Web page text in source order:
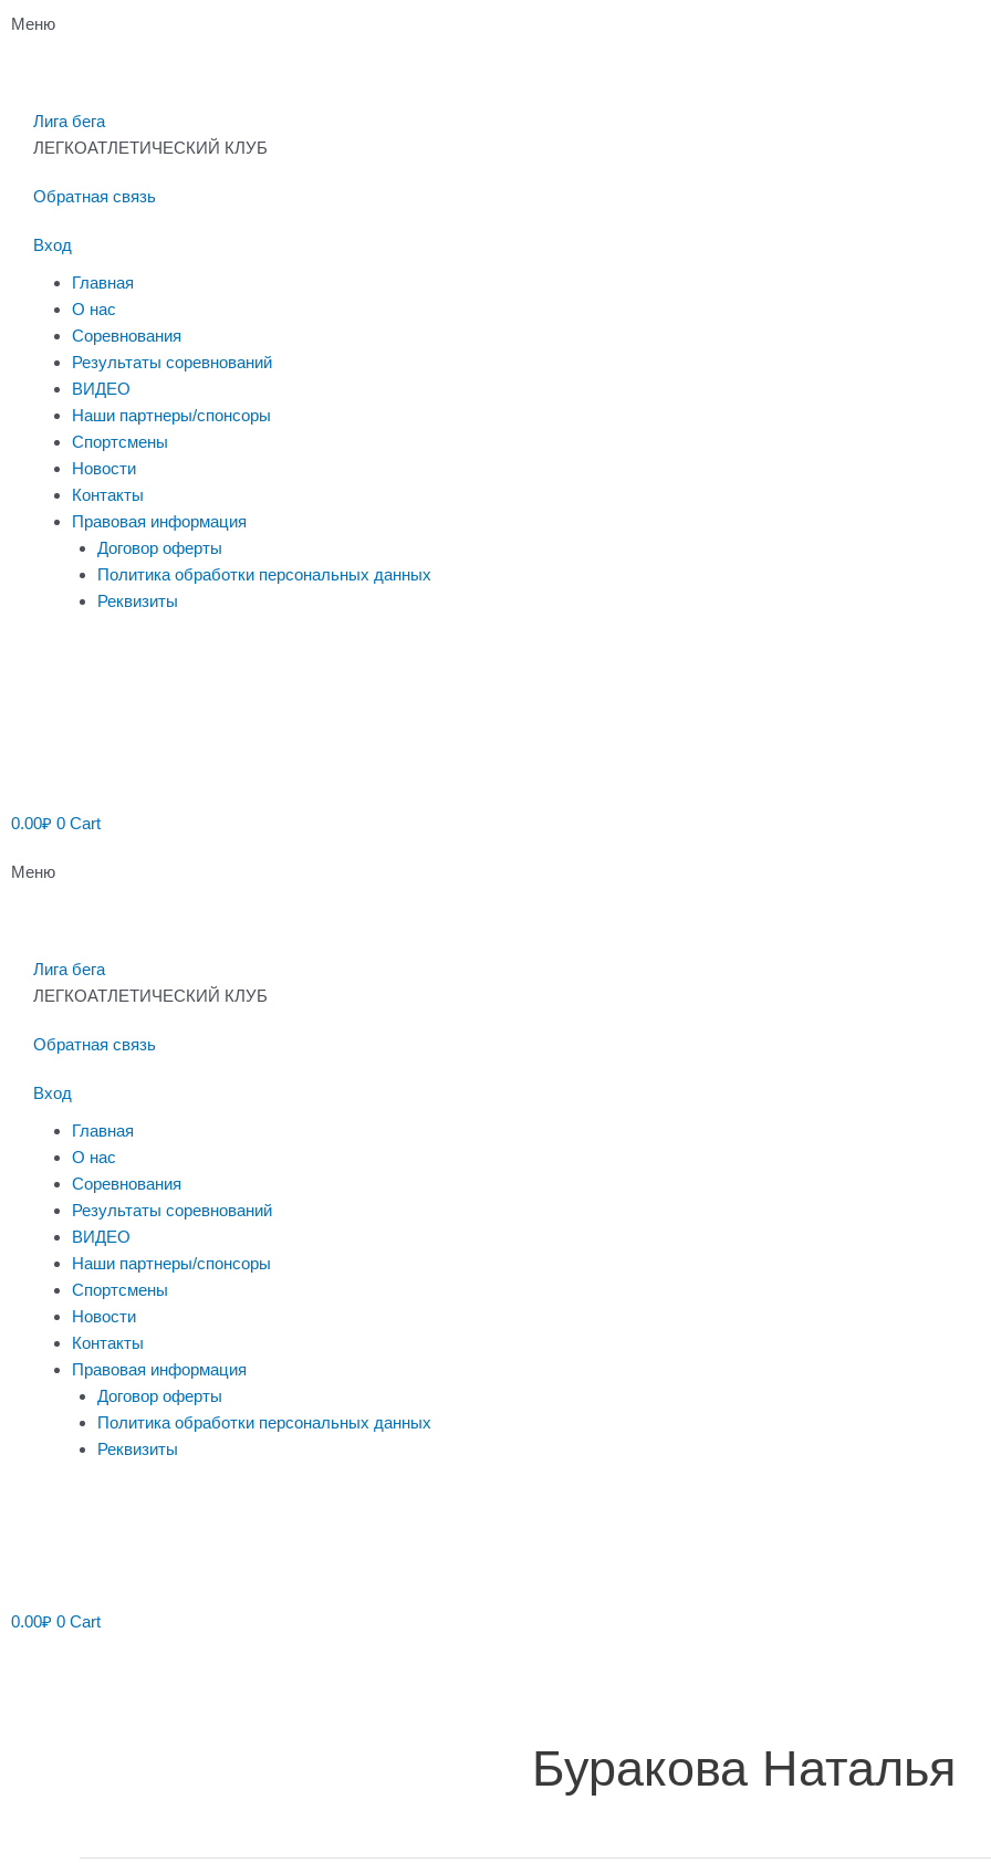
Меню
Лига бега
ЛЕГКОАТЛЕТИЧЕСКИЙ КЛУБ
Обратная связь
Вход
Главная
О нас
Соревнования
Результаты соревнований
ВИДЕО
Наши партнеры/спонсоры
Спортсмены
Новости
Контакты
Правовая информация
Договор оферты
Политика обработки персональных данных
Реквизиты
0.00₽ 0 Cart
Меню
Лига бега
ЛЕГКОАТЛЕТИЧЕСКИЙ КЛУБ
Обратная связь
Вход
Главная
О нас
Соревнования
Результаты соревнований
ВИДЕО
Наши партнеры/спонсоры
Спортсмены
Новости
Контакты
Правовая информация
Договор оферты
Политика обработки персональных данных
Реквизиты
0.00₽ 0 Cart
Буракова Наталья